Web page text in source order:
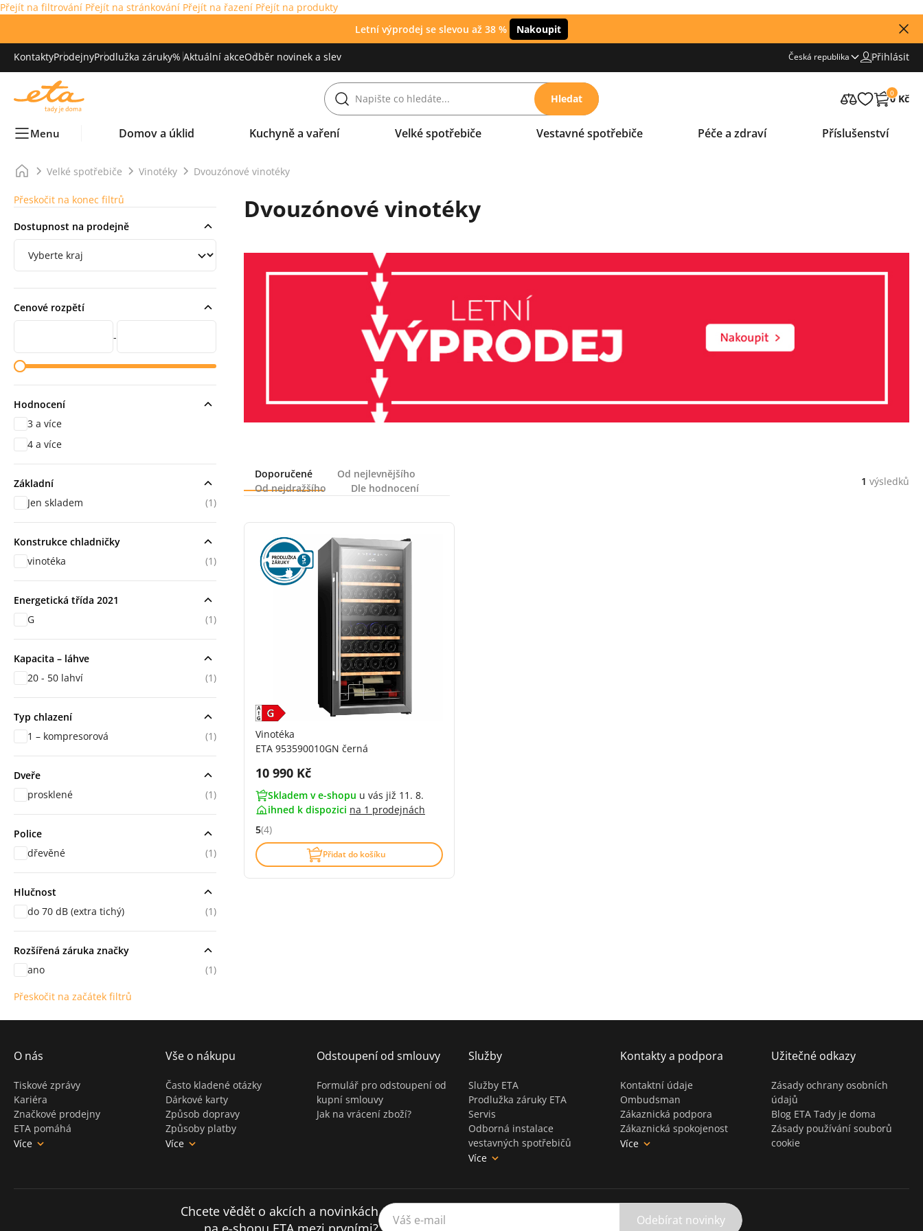
Přejít na filtrování Přejít na stránkování Přejít na řazení Přejít na produkty
Letní výprodej se slevou až 38 %
Nakoupit
KontaktyProdejnyProdlužka záruky% Aktuální akceOdběr novinek a slev Česká republika Přihlásit
Hledat 0
0 Kč
Menu Domov a úklid Kuchyně a vaření Velké spotřebiče Vestavné spotřebiče Péče a zdraví Příslušenství
Velké spotřebiče Vinotéky Dvouzónové vinotéky
Dvouzónové vinotéky
Řazení
Doporučené
Od nejlevnějšího
Od nejdražšího
Dle hodnocení
1 výsledků
Vinotéka
ETA 953590010GN černá
Cena s DPH:
10 990 Kč
Skladem v e-shopu u vás již 11. 8.
ihned k dispozici na 1 prodejnách
Hodnocení: 5 z 5 (4 recenzí)
5(4)
Přidat do košíku
Přeskočit na konec filtrů
Dostupnost na prodejně
Filtrování podle regionu
Cenové rozpětí
Cena od
-
Cena do
Hodnocení
hodnocení
3 a více
hodnocení
4 a více
Základní
Jen skladem
(1)
Konstrukce chladničky
vinotéka
(1)
Energetická třída 2021
G
(1)
Kapacita – láhve
20 - 50 lahví
(1)
Typ chlazení
1 – kompresorová
(1)
Dveře
prosklené
(1)
Police
dřevěné
(1)
Hlučnost
do 70 dB (extra tichý)
(1)
Rozšířená záruka značky
ano
(1)
Přeskočit na začátek filtrů
O nás
Tiskové zprávy
Kariéra
Značkové prodejny
ETA pomáhá
Více
Vše o nákupu
Často kladené otázky
Dárkové karty
Způsob dopravy
Způsoby platby
Více
Odstoupení od smlouvy
Formulář pro odstoupení od
kupní smlouvy
Jak na vrácení zboží?
Služby
Služby ETA
Prodlužka záruky ETA
Servis
Odborná instalace
vestavných spotřebičů
Více
Kontakty a podpora
Kontaktní údaje
Ombudsman
Zákaznická podpora
Zákaznická spokojenost
Více
Užitečné odkazy
Zásady ochrany osobních
údajů
Blog ETA Tady je doma
Zásady používání souborů
cookie
Chcete vědět o akcích a novinkáchVáš e-mail
Odebírat novinky